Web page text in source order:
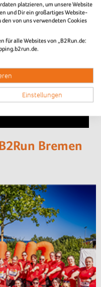
Bremen
platzieren, um unsere Website
und Dir ein großartiges Website-
von uns verwendeten Cookies
für alle Websites von „B2Run.de:
Einstellungen